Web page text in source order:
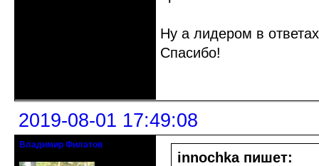
Ну а лидером в
Спасибо!
2019-08-01 17:49:08
Владимир Филатов
innochka пишет: